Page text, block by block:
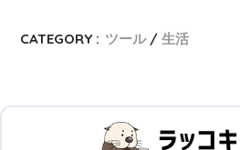
CATEGORY : ツール 生活